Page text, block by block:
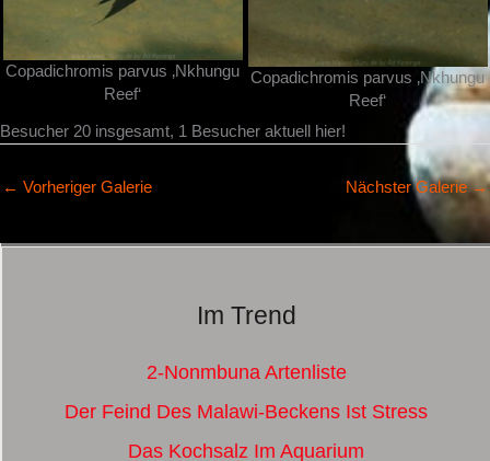
Copadichromis parvus ‚Nkhungu
Reef‘
Copadichromis parvus ‚Nkhungu
Reef‘
Besucher 20 insgesamt, 1 Besucher aktuell hier!
← Vorheriger Galerie Nächster Galerie→
Im Trend
2-Nonmbuna Artenliste
Der Feind Des Malawi-Beckens Ist Stress
Das Kochsalz Im Aquarium